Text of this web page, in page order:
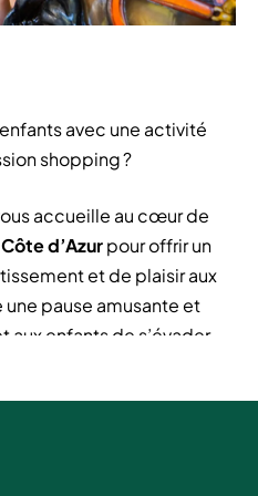
avec une activité
shopping ?
accueille au cœur de
d’Azurpour offrir un
et de plaisir aux
pause amusante et
enfants de s’évader
joyeux, pendant
leurs achats en toute
les enfants peuvent